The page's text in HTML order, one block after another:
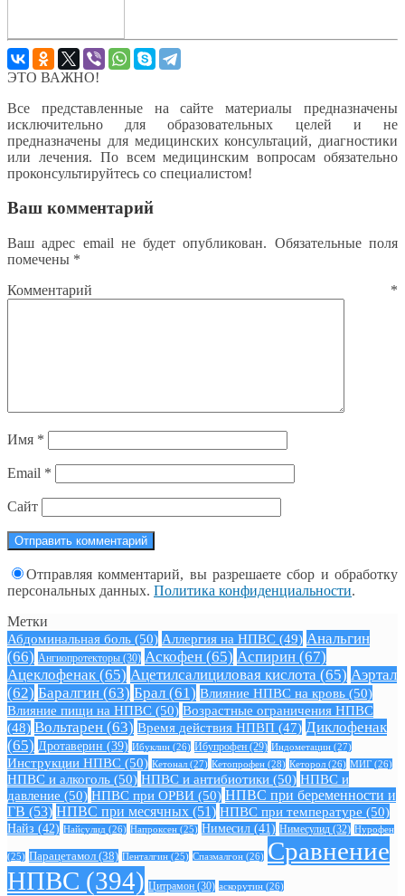
ЭТО ВАЖНО!
Все представленные на сайте материалы предназначены
исключительно для образовательных целей и не
предназначены для медицинских консультаций, диагностики
или лечения. По всем медицинским вопросам обязательно
проконсультируйтесь со специалистом!
Ваш комментарий
Ваш адрес email не будет опубликован. Обязательные поля
помечены *
Комментарий *
Имя *
Email *
Сайт
Отправляя комментарий, вы разрешаете сбор и обработку
персональных данных. Политика конфиденциальности.
Метки
Абдоминальная боль (50) Аллергия на НПВС (49) Анальгин
(66) Ангиопротекторы (30) Аскофен (65) Аспирин (67)
Ацеклофенак (65) Ацетилсалициловая кислота (65) Аэртал
(62) Баралгин (63) Брал (61) Влияние НПВС на кровь (50)
Влияние пищи на НПВС (50) Возрастные ограничения НПВС
(48) Вольтарен (63) Время действия НПВП (47) Диклофенак
(65) Дротаверин (39) Ибуклин (26) Ибупрофен (29) Индометацин (27)
Инструкции НПВС (50) Кетонал (27) Кетопрофен (28) Кеторол (26) МИГ (26)
НПВС и алкоголь (50) НПВС и антибиотики (50) НПВС и
давление (50) НПВС при ОРВИ (50) НПВС при беременности и
ГВ (53) НПВС при месячных (51) НПВС при температуре (50)
Найз (42) Найсулид (26) Напроксен (25) Нимесил (41) Нимесулид (32) Нурофен
(25) Парацетамол (38) Пенталгин (25) Спазмалгон (26) Сравнение
НПВС (394) Цитрамон (30) аскорутин (26)